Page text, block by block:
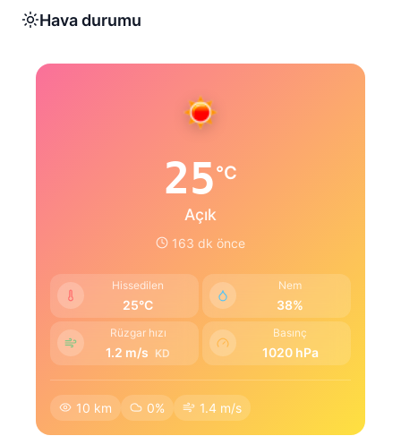
Hava durumu
25°C
Açık
163 dk önce
Hissedilen
25°C
Nem
38%
Rüzgar hızı
1.2 m/s KD
Basınç
1020 hPa
10 km 0% 1.4 m/s